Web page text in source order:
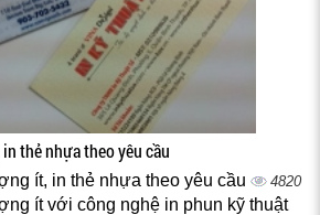
thẻ nhựa theo yêu cầu
ít, in thẻ nhựa theo yêu cầu 4820
ít với công nghệ in phun kỹ thuật